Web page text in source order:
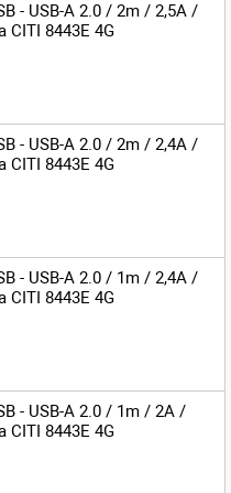
- USB-A 2.0 / 2m / 2,5A /
CITI 8443E 4G
- USB-A 2.0 / 2m / 2,4A /
CITI 8443E 4G
- USB-A 2.0 / 1m / 2,4A /
CITI 8443E 4G
- USB-A 2.0 / 1m / 2A /
CITI 8443E 4G